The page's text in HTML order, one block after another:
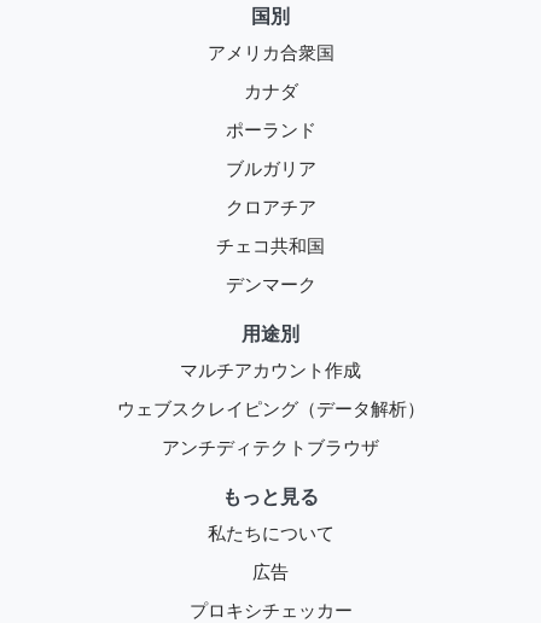
国別
アメリカ合衆国
カナダ
ポーランド
ブルガリア
クロアチア
チェコ共和国
デンマーク
用途別
マルチアカウント作成
ウェブスクレイピング（データ解析）
アンチディテクトブラウザ
もっと見る
私たちについて
広告
プロキシチェッカー